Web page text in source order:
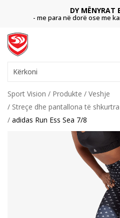
DY MËNYRAT
- me para në dorë ose me
Kërkoni
Sport Vision Produkte
Veshje
Streçe dhe pantallona të
adidas Run Ess Sea 7/8